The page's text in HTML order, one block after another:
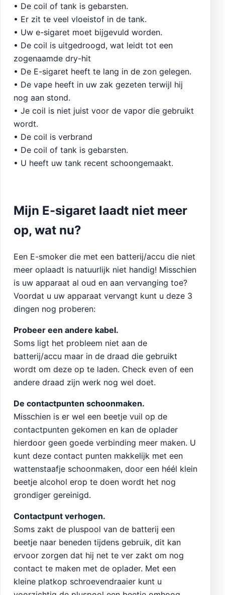
• De coil of tank is gebarsten.
• Er zit te veel vloeistof in de tank.
• Uw e-sigaret moet bijgevuld worden.
• De coil is uitgedroogd, wat leidt tot een
zogenaamde dry-hit
• De E-sigaret heeft te lang in de zon gelegen.
• De vape heeft in uw zak gezeten terwijl hij
nog aan stond.
• Je coil is niet juist voor de vapor die gebruikt
wordt.
• De coil is verbrand
• De coil of tank is gebarsten.
• U heeft uw tank recent schoongemaakt.
Mijn E-sigaret laadt niet meer
op, wat nu?
Een E-smoker die met een batterij/accu die niet
meer oplaadt is natuurlijk niet handig! Misschien
is uw apparaat al oud en aan vervanging toe?
Voordat u uw apparaat vervangt kunt u deze 3
dingen nog proberen:
Probeer een andere kabel.
Soms ligt het probleem niet aan de
batterij/accu maar in de draad die gebruikt
wordt om deze op te laden. Check even of een
andere draad zijn werk nog wel doet.
De contactpunten schoonmaken.
Misschien is er wel een beetje vuil op de
contactpunten gekomen en kan de oplader
hierdoor geen goede verbinding meer maken. U
kunt deze contact punten makkelijk met een
wattenstaafje schoonmaken, door een héél klein
beetje alcohol erop te doen wordt het nog
grondiger gereinigd.
Contactpunt verhogen.
Soms zakt de pluspool van de batterij een
beetje naar beneden tijdens gebruik, dit kan
ervoor zorgen dat hij net te ver zakt om nog
contact te maken met de oplader. Met een
kleine platkop schroevendraaier kunt u